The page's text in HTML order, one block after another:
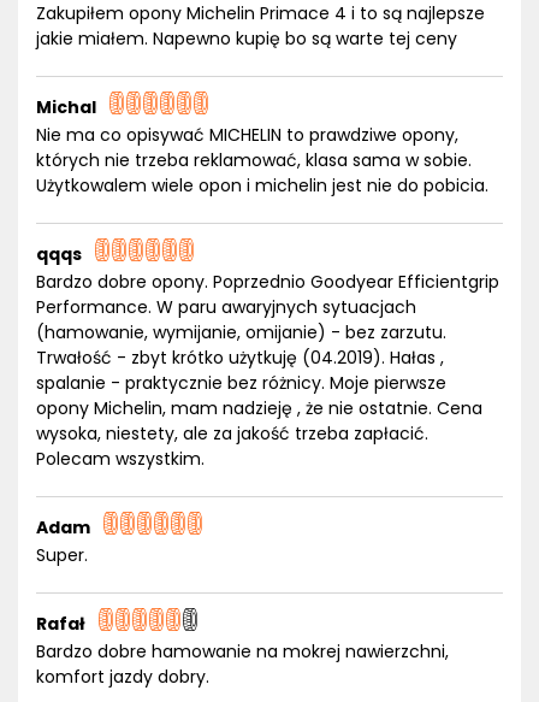
Zakupiłem opony Michelin Primace 4 i to są najlepsze
jakie miałem. Napewno kupię bo są warte tej ceny
Michal
Nie ma co opisywać MICHELIN to prawdziwe opony,
których nie trzeba reklamować, klasa sama w sobie.
Użytkowalem wiele opon i michelin jest nie do pobicia.
qqqs
Bardzo dobre opony. Poprzednio Goodyear Efficientgrip
Performance. W paru awaryjnych sytuacjach
(hamowanie, wymijanie, omijanie) - bez zarzutu.
Trwałość - zbyt krótko użytkuję (04.2019). Hałas ,
spalanie - praktycznie bez różnicy. Moje pierwsze
opony Michelin, mam nadzieję , że nie ostatnie. Cena
wysoka, niestety, ale za jakość trzeba zapłacić.
Polecam wszystkim.
Adam
Super.
Rafał
Bardzo dobre hamowanie na mokrej nawierzchni,
komfort jazdy dobry.